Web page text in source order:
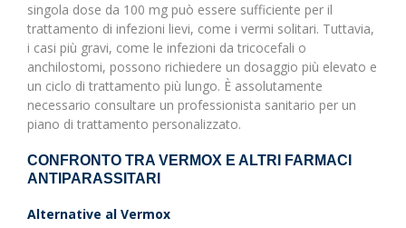
singola dose da 100 mg può essere sufficiente per il
trattamento di infezioni lievi, come i vermi solitari. Tuttavia,
i casi più gravi, come le infezioni da tricocefali o
anchilostomi, possono richiedere un dosaggio più elevato e
un ciclo di trattamento più lungo. È assolutamente
necessario consultare un professionista sanitario per un
piano di trattamento personalizzato.
CONFRONTO TRA VERMOX E ALTRI FARMACI
ANTIPARASSITARI
Alternative al Vermox